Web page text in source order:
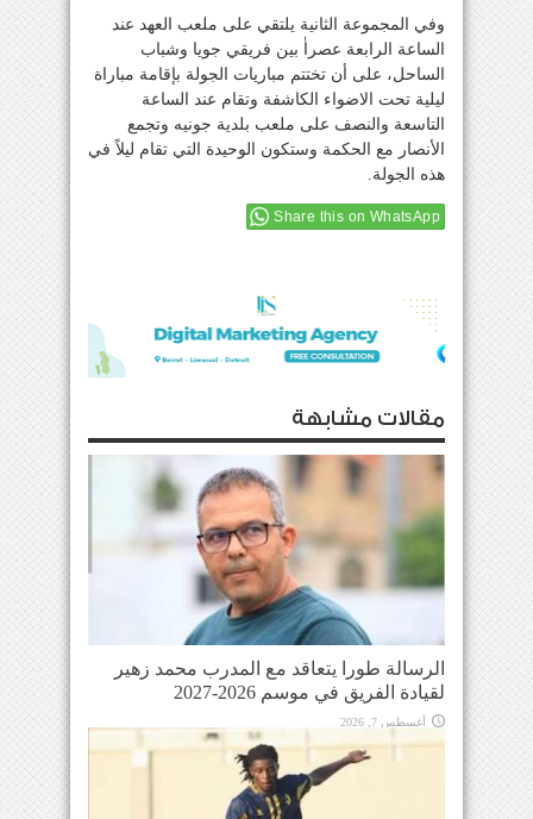
وفي المجموعة الثانية يلتقي على ملعب العهد عند
الساعة الرابعة عصراٰ بين فريقي جويا وشباب
الساحل، على أن تختتم مباريات الجولة بإقامة مباراة
ليلية تحت الاضواء الكاشفة وتقام عند الساعة
التاسعة والنصف على ملعب بلدية جونيه وتجمع
الأنصار مع الحكمة وستكون الوحيدة التي تقام ليلاً في
هذه الجولة.
Share this on WhatsApp
مقالات مشابهة
الرسالة طورا يتعاقد مع المدرب محمد زهير
لقيادة الفريق في موسم 2026-2027
أغسطس 7, 2026